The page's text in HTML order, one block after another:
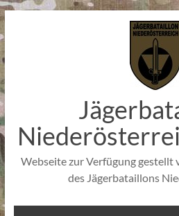
Zum
springen
Webseite zur Verfügung gestellt
des Jägerbataillons